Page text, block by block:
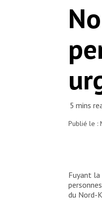
in Kanyaruchinya, he
session for the
rules to prevent the
them about the services
free treatment at the
© Moses Sawasawa
Publié le :
Fuyant la
du Nord-